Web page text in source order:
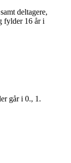
deltagere,
fylder 16 år i
går i 0., 1.